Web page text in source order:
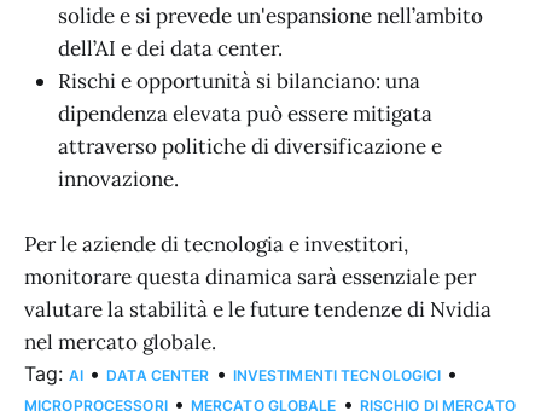
solide e si prevede un'espansione nell’ambito
dell’AI e dei data center.
Rischi e opportunità si bilanciano: una
dipendenza elevata può essere mitigata
attraverso politiche di diversificazione e
innovazione.
Per le aziende di tecnologia e investitori,
monitorare questa dinamica sarà essenziale per
valutare la stabilità e le future tendenze di Nvidia
nel mercato globale.
Tag: AI • DATA CENTER • INVESTIMENTI TECNOLOGICI •
MICROPROCESSORI • MERCATO GLOBALE • RISCHIO DI MERCATO